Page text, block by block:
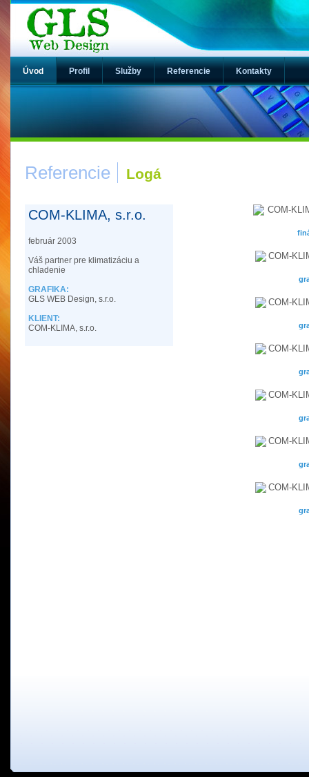
Úvod Profil Služby Referencie Kontakty
Referencie Logá
COM-KLIMA, s.r.o.
február 2003
Váš partner pre klimatizáciu a
chladenie
GRAFIKA:
GLS WEB Design, s.r.o.
KLIENT:
COM-KLIMA, s.r.o.